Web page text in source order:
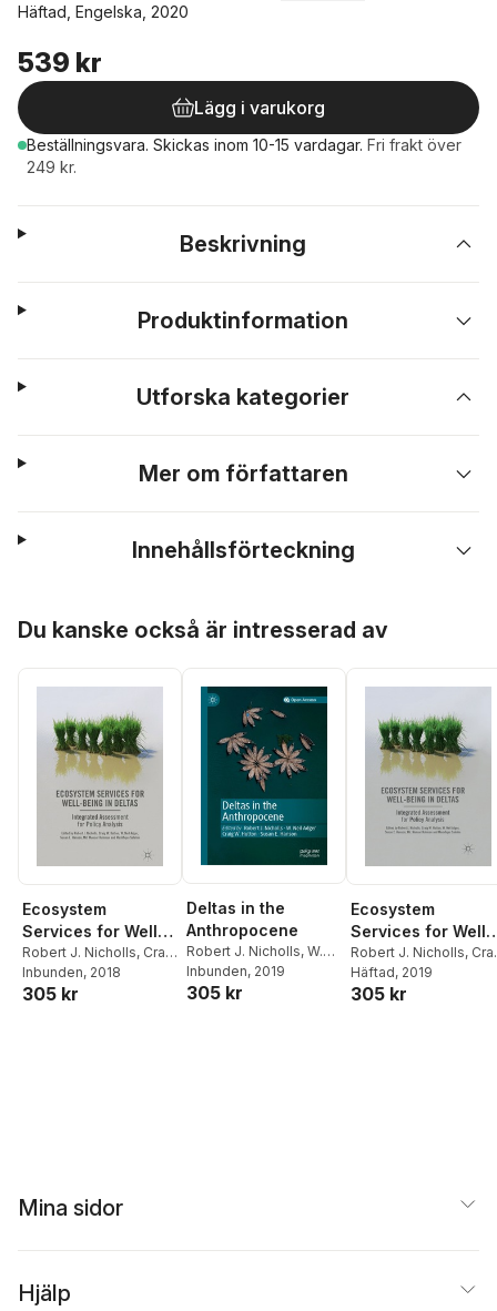
Häftad, Engelska, 2020
539 kr
Lägg i varukorg
Beställningsvara. Skickas inom 10-15 vardagar. Fri frakt över
249 kr.
Beskrivning
Produktinformation
Utforska kategorier
Mer om författaren
Innehållsförteckning
Du kanske också är intresserad av
Ecosystem
Services for Well-
Being in Deltas
Robert J. Nicholls, Craig
W. Hutton, W. Neil
Adger ,Susan E.
Inbunden, 2018
305 kr
Deltas in the
Anthropocene
Robert J. Nicholls, W.
Neil Adger ,Craig W.
Hutton,Susan E.
Inbunden, 2019
305 kr
Ecosystem
Services for Well-
Being in Deltas
Robert J. Nicholls,
W. Hutton,W. Neil
Adger ,Susan E.
Häftad, 2019
305 kr
Mina sidor
Hjälp